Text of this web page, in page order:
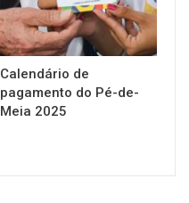
Calendário de
pagamento do Pé-de-
Meia 2025